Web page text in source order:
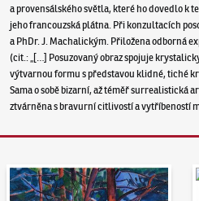
a provensálského světla, které ho dovedlo k
jeho francouzská plátna. Při konzultacích
a PhDr. J. Machalickým. Přiložena odborná
(cit.: „[…] Posuzovaný obraz spojuje
výtvarnou formu s představou klidné, tiché
Sama o sobě bizarní, až téměř surrealistická
ztvárněna s bravurní citlivostí a vytříbeností
Aukční den 95